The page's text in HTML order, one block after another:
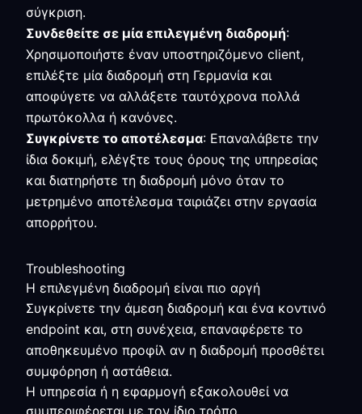
σύγκριση.
Συνδεθείτε σε μία επιλεγμένη διαδρομή:
Χρησιμοποιήστε έναν υποστηριζόμενο client,
επιλέξτε μία διαδρομή στη Γερμανία και
αποφύγετε να αλλάξετε ταυτόχρονα πολλά
πρωτόκολλα ή κανόνες.
Συγκρίνετε το αποτέλεσμα: Επαναλάβετε την
ίδια δοκιμή, ελέγξτε τους όρους της υπηρεσίας
και διατηρήστε τη διαδρομή μόνο όταν το
μετρημένο αποτέλεσμα ταιριάζει στην εργασία
απορρήτου.
Troubleshooting
Η επιλεγμένη διαδρομή είναι πιο αργή
Συγκρίνετε την άμεση διαδρομή και ένα κοντινό
endpoint και, στη συνέχεια, επαναφέρετε το
αποθηκευμένο προφίλ αν η διαδρομή προσθέτει
συμφόρηση ή αστάθεια.
Η υπηρεσία ή η εφαρμογή εξακολουθεί να
συμπεριφέρεται με τον ίδιο τρόπο